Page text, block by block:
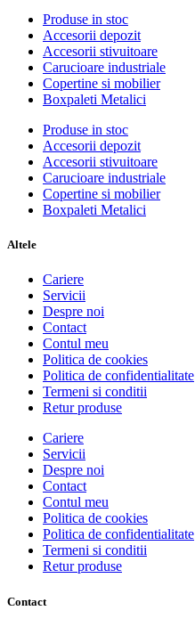
Produse in stoc
Accesorii depozit
Accesorii stivuitoare
Carucioare industriale
Copertine si mobilier
Boxpaleti Metalici
Produse in stoc
Accesorii depozit
Accesorii stivuitoare
Carucioare industriale
Copertine si mobilier
Boxpaleti Metalici
Altele
Cariere
Servicii
Despre noi
Contact
Contul meu
Politica de cookies
Politica de confidentialitate
Termeni si conditii
Retur produse
Cariere
Servicii
Despre noi
Contact
Contul meu
Politica de cookies
Politica de confidentialitate
Termeni si conditii
Retur produse
Contact